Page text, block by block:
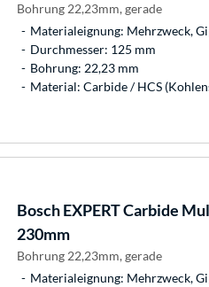
Bohrung 22,23mm, gerade
Materialeignung: Mehrzweck,
Durchmesser: 125 mm
Bohrung: 22,23 mm
Material: Carbide / HCS
BoschEXPERT Carbide
230mm
Bohrung 22,23mm, gerade
Materialeignung: Mehrzweck,